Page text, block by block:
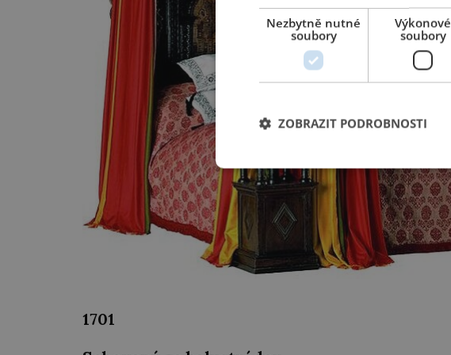
1701
Nezbytně nutné
soubory
Výkonové
soubory
ZOBRAZIT PODROBNOSTI